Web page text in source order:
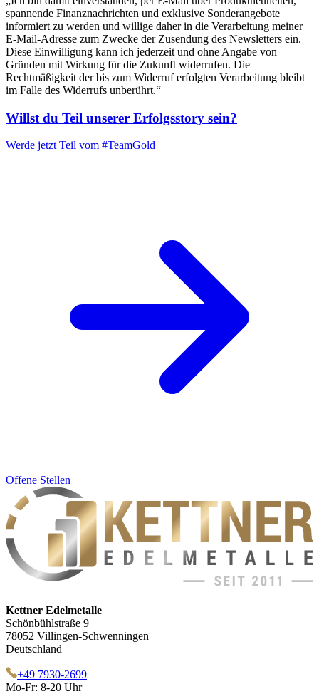
spannende Finanznachrichten und exklusive Sonderangebote
informiert zu werden und willige daher in die Verarbeitung meiner
E-Mail-Adresse zum Zwecke der Zusendung des Newsletters ein.
Diese Einwilligung kann ich jederzeit und ohne Angabe von
Gründen mit Wirkung für die Zukunft widerrufen. Die
Rechtmäßigkeit der bis zum Widerruf erfolgten Verarbeitung bleibt
im Falle des Widerrufs unberührt.“
Willst du Teil unserer Erfolgsstory sein?
Werde jetzt Teil vom #TeamGold
Offene Stellen
Kettner Edelmetalle
Schönbühlstraße 9
78052 Villingen-Schwenningen
Deutschland
+49 7930-2699
Mo-Fr: 8-20 Uhr